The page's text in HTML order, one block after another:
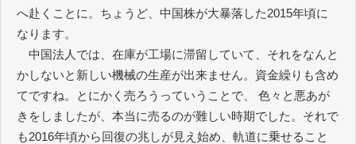
へ赴くことに。ちょうど、中国株が大暴落した2015年頃に
なります。
中国法人では、在庫が工場に滞留していて、それをなんと
かしないと新しい機械の生産が出来ません。資金繰りも含め
てですね。とにかく売ろうっていうことで、 色々と悪あが
きをしましたが、本当に売るのが難しい時期でした。それで
も2016年頃から回復の兆しが見え始め、軌道に乗せること